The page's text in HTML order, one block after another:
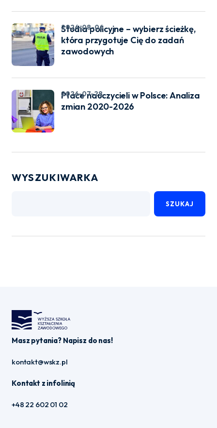
Studia policyjne – wybierz ścieżkę,
która przygotuje Cię do zadań
zawodowych
2026-08-06
Płace nauczycieli w Polsce: Analiza
zmian 2020-2026
2026-07-28
WYSZUKIWARKA
SZUKAJ
Masz pytania? Napisz do nas!
kontakt@wskz.pl
Kontakt z infolinią
+48 22 602 01 02